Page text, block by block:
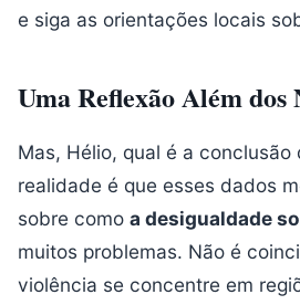
e siga as orientações locais
Uma Reflexão Além dos
Mas, Hélio, qual é a conclusão
realidade é que esses dados
sobre como a desigualdade
muitos problemas. Não é
violência se concentre em